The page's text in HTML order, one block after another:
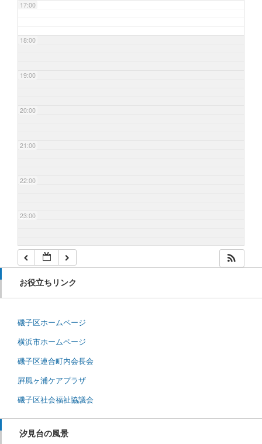
17:00
18:00
19:00
20:00
21:00
22:00
23:00
お役立ちリンク
磯子区ホームページ
横浜市ホームページ
磯子区連合町内会長会
屛風ヶ浦ケアプラザ
磯子区社会福祉協議会
汐見台の風景